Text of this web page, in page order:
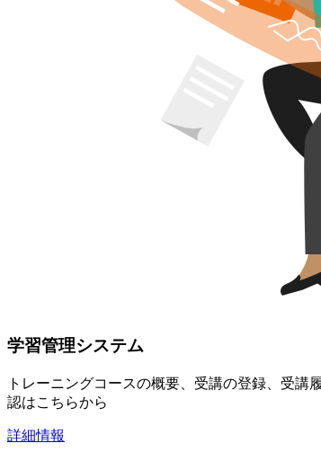
学習管理システム
トレーニングコースの概要、受講の登録、受講
認はこちらから
詳細情報